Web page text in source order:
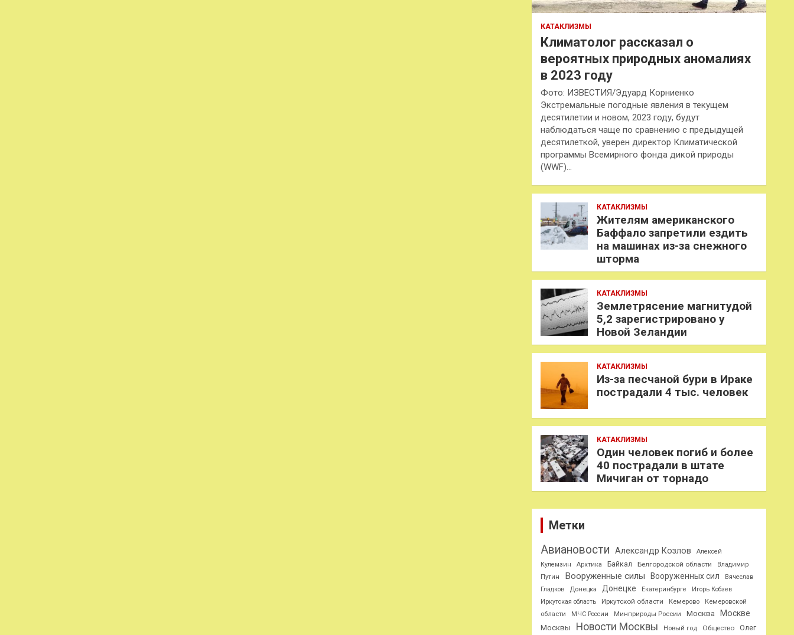
КАТАКЛИЗМЫ
Климатолог рассказал о
вероятных природных аномалиях
в 2023 году
Фото: ИЗВЕСТИЯ/Эдуард Корниенко
Экстремальные погодные явления в текущем
десятилетии и новом, 2023 году, будут
наблюдаться чаще по сравнению с предыдущей
десятилеткой, уверен директор Климатической
программы Всемирного фонда дикой природы
(WWF)…
КАТАКЛИЗМЫ
Жителям американского
Баффало запретили ездить
на машинах из-за снежного
шторма
КАТАКЛИЗМЫ
Землетрясение магнитудой
5,2 зарегистрировано у
Новой Зеландии
КАТАКЛИЗМЫ
Из-за песчаной бури в Ираке
пострадали 4 тыс. человек
КАТАКЛИЗМЫ
Один человек погиб и более
40 пострадали в штате
Мичиган от торнадо
Метки
Авиановости Александр Козлов
Алексей
Кулемзин
Арктика Байкал Белгородской области
Владимир
Путин
Вооруженные силы Вооруженных сил
Вячеслав
Гладков
Донецка Донецке Екатеринбурге
Игорь Кобзев
Иркутская область
Иркутской области Кемерово
Кемеровской
области
МЧС России Минприроды России Москва Москве
Москвы Новости Москвы Новый год Общество Олег